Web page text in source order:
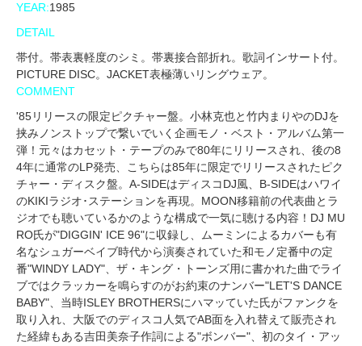
YEAR:1985
DETAIL
帯付。帯表裏軽度のシミ。帯裏接合部折れ。歌詞インサート付。
PICTURE DISC。JACKET表極薄いリングウェア。
COMMENT
'85リリースの限定ピクチャー盤。小林克也と竹内まりやのDJを
挟みノンストップで繋いでいく企画モノ・ベスト・アルバム第一
弾！元々はカセット・テープのみで80年にリリースされ、後の8
4年に通常のLP発売、こちらは85年に限定でリリースされたピク
チャー・ディスク盤。A-SIDEはディスコDJ風、B-SIDEはハワイ
のKIKIラジオ･ステーションを再現。MOON移籍前の代表曲とラ
ジオでも聴いているかのような構成で一気に聴ける内容！DJ MU
RO氏が"DIGGIN' ICE 96"に収録し、ムーミンによるカバーも有
名なシュガーベイブ時代から演奏されていた和モノ定番中の定
番"WINDY LADY"、ザ・キング・トーンズ用に書かれた曲でライ
ブではクラッカーを鳴らすのがお約束のナンバー"LET'S DANCE
BABY"、当時ISLEY BROTHERSにハマッていた氏がファンクを
取り入れ、大阪でのディスコ人気でAB面を入れ替えて販売され
た経緯もある吉田美奈子作詞による"ボンバー"、初のタイ・アッ